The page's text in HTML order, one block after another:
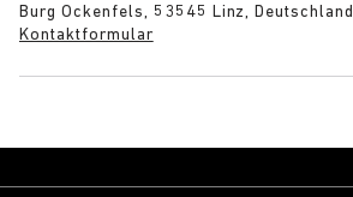
Burg Ockenfels, 53545 Linz, Deutschland
Kontaktformular